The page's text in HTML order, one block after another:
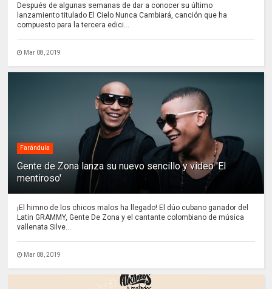
Después de algunas semanas de dar a conocer su último
lanzamiento titulado El Cielo Nunca Cambiará, canción que ha
compuesto para la tercera edici...
Mar 08, 2019
Farándula
Gente de Zona lanza su nuevo sencillo y video 'El
mentiroso'
¡El himno de los chicos malos ha llegado! El dúo cubano ganador del
Latin GRAMMY, Gente De Zona y el cantante colombiano de música
vallenata Silve...
Mar 08, 2019